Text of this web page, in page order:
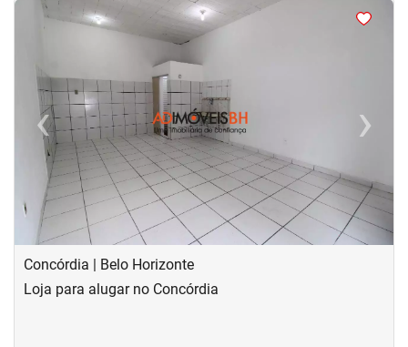
<<
‹
Previous ›Next
Concórdia | Belo Horizonte
Loja para alugar no Concórdia